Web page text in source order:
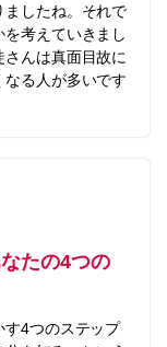
したね。それで
考えていきまし
んは真面目故に
る人が多いです
たの4つの
す4つのステップ